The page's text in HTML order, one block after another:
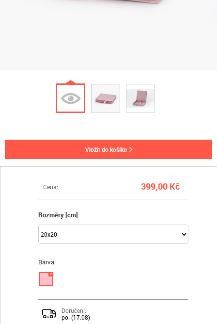
Cena: 399,00 Kč
Rozměry [cm]:
Barva:
✓
Doručení:
po. (17.08)
vložit do košíku